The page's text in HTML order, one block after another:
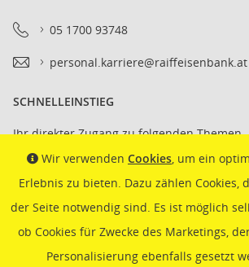
05 1700 93748
personal.karriere@raiffeisenbank.at
SCHNELLEINSTIEG
Ihr direkter Zugang zu folgenden Themen
Raiffeisen als Arbeitgeber
Kontakt
Wir verwenden Cookies, um ein
Erlebnis zu bieten. Dazu zählen Cookies,
der Seite notwendig sind. Es ist möglich
ob Cookies für Zwecke des Marketings,
Personalisierung ebenfalls gesetzt